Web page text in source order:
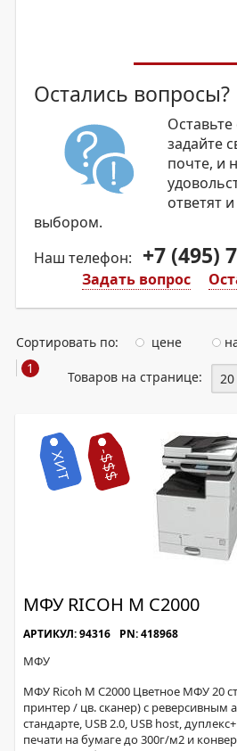
Остались вопросы?
задайте
почте, и
ответят
выбором.
Наш телефон:
+7 (495)
Задать вопрос
Сортировать по: цене
1
Товаров на странице:
МФУ RICOH M C2000
АРТИКУЛ: 94316 PN: 418968
МФУ
МФУ Ricoh M C2000 Цветное МФУ 20
принтер / цв. сканер) с реверсивным
стандарте, USB 2.0, USB host,
печати на бумаге до 300г/м2 и